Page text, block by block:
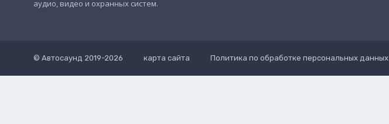
аудио, видео и охранных систем.
© Автосаунд 2019-2026 карта сайта Политика по обработке персональных данных